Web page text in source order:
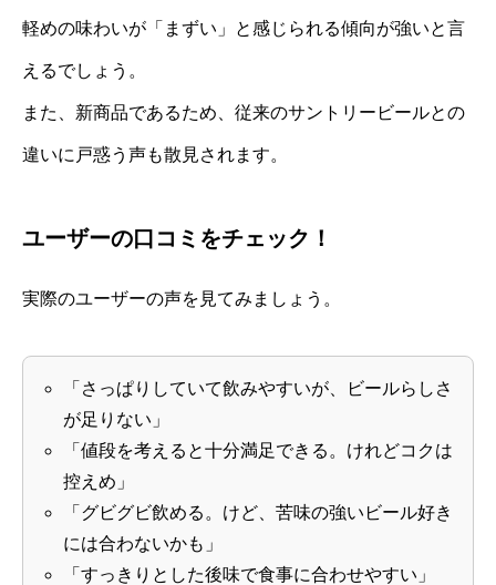
軽めの味わいが「まずい」と感じられる傾向が強いと言
えるでしょう。
また、新商品であるため、従来のサントリービールとの
違いに戸惑う声も散見されます。
ユーザーの口コミをチェック！
実際のユーザーの声を見てみましょう。
「さっぱりしていて飲みやすいが、ビールらしさ
が足りない」
「値段を考えると十分満足できる。けれどコクは
控えめ」
「グビグビ飲める。けど、苦味の強いビール好き
には合わないかも」
「すっきりとした後味で食事に合わせやすい」